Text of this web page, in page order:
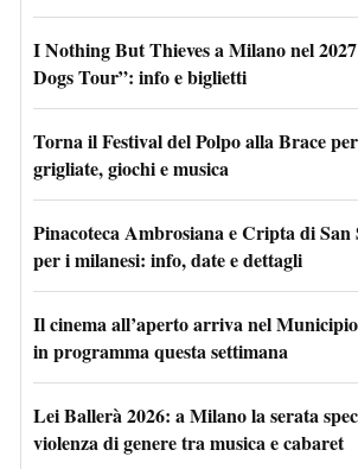
I Nothing But Thieves a Milano nel
Dogs Tour”: info e biglietti
Torna il Festival del Polpo alla Brace
grigliate, giochi e musica
Pinacoteca Ambrosiana e Cripta di San
per i milanesi: info, date e dettagli
Il cinema all’aperto arriva nel
in programma questa settimana
Lei Ballerà 2026: a Milano la serata
violenza di genere tra musica e cabaret